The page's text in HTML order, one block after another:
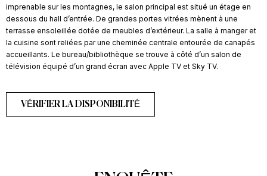
imprenable sur les montagnes, le salon principal est situé un étage en
dessous du hall d’entrée. De grandes portes vitrées mènent à une
terrasse ensoleillée dotée de meubles d’extérieur. La salle à manger et
la cuisine sont reliées par une cheminée centrale entourée de canapés
accueillants. Le bureau/bibliothèque se trouve à côté d’un salon de
télévision équipé d’un grand écran avec Apple TV et Sky TV.
VÉRIFIER LA DISPONIBILITÉ